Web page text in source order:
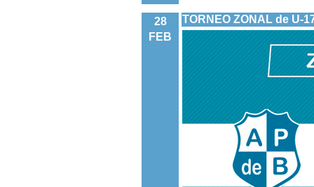
28
FEB
TORNEO ZONAL de U-